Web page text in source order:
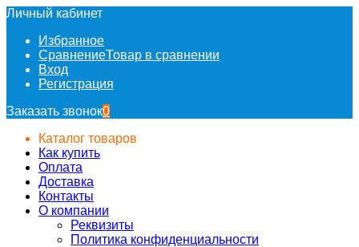
Личный кабинет
Избранное
СравнениеТовар в сравнении
Вход
Регистрация
Заказать звонок0
Каталог товаров
Как купить
Оплата
Доставка
Контакты
О компании
Реквизиты
Политика конфиденциальности